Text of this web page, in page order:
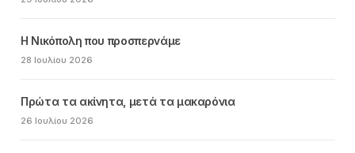
Η Νικόπολη που προσπερνάμε
28 Ιουλίου 2026
Πρώτα τα ακίνητα, μετά τα μακαρόνια
26 Ιουλίου 2026